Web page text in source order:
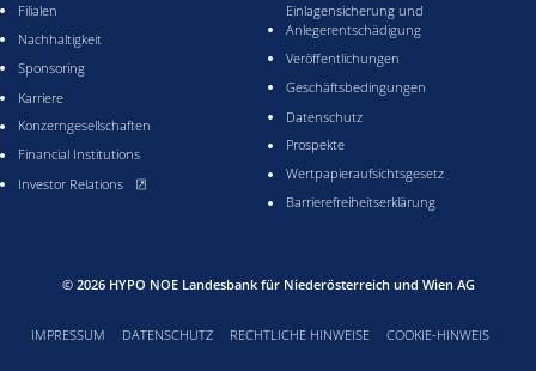
Filialen
Nachhaltigkeit
Sponsoring
Karriere
Konzerngesellschaften
Financial Institutions
Investor Relations, öffnet neues Fenster
Einlagensicherung und
Anlegerentschädigung
Veröffentlichungen
Geschäftsbedingungen
Datenschutz
Prospekte
Wertpapieraufsichtsgesetz
Barrierefreiheitserklärung
© 2026 HYPO NOE Landesbank für Niederösterreich und Wien AG
IMPRESSUM DATENSCHUTZ RECHTLICHE HINWEISE COOKIE-HINWEIS